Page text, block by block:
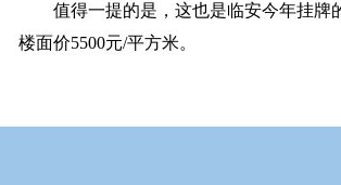
值得一提的是，这也是临安今年挂牌
楼面价5500元/平方米。